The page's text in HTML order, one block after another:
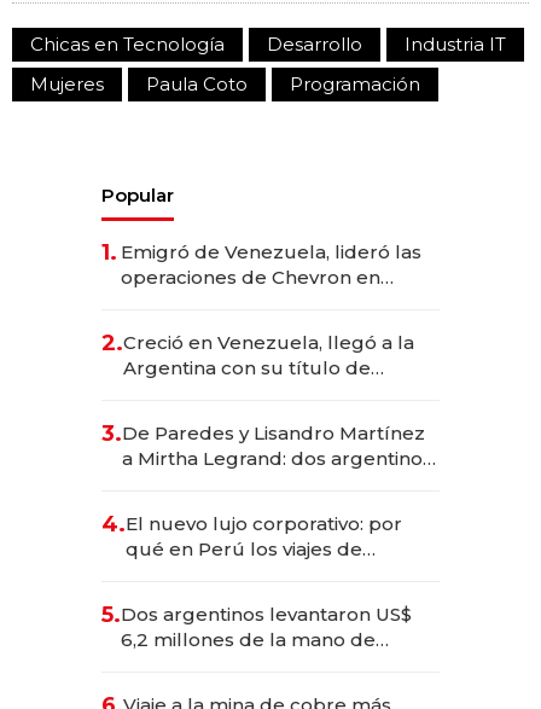
Chicas en Tecnología Desarrollo
Industria IT
Mujeres
Paula Coto Programación
Popular
1. Emigró de Venezuela, lideró las
operaciones de Chevron en
2.Creció en Venezuela, llegó a la
Argentina con su título de
las marcas "fast premium"
3.De Paredes y Lisandro Martínez
a Mirtha Legrand: dos argentinos
4.El nuevo lujo corporativo: por
qué en Perú los viajes de
para convertirse en experiencias
transformadoras
5.Dos argentinos levantaron US$
6,2 millones de la mano de